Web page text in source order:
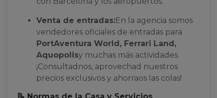
Venta de entradas:En la agencia somos
vendedores oficiales de entradas para
PortAventura World, Ferrari Land,
Aquopolisy muchas más actividades.
¡Consultadnos, aprovechad nuestros
precios exclusivos y ahorraos las colas!